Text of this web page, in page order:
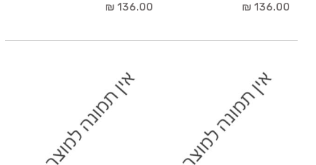
136.00 ₪
136.00 ₪